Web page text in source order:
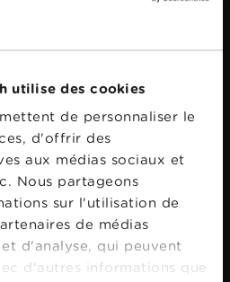
utilise des cookies
de personnaliser le
d'offrir des
aux médias sociaux et
Nous partageons
sur l'utilisation de
de médias
d'analyse, qui peuvent
d'autres informations que